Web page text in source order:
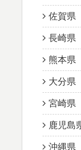
佐賀県
長崎県
熊本県
大分県
宮崎県
鹿児島
沖縄県